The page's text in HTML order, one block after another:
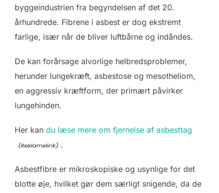
byggeindustrien fra begyndelsen af det 20.
århundrede. Fibrene i asbest er dog ekstremt
farlige, især når de bliver luftbårne og indåndes.
De kan forårsage alvorlige helbredsproblemer,
herunder lungekræft, asbestose og mesotheliom,
en aggressiv kræftform, der primært påvirker
lungehinden.
Her kan du læse mere om fjernelse af asbesttag
.
Asbestfibre er mikroskopiske og usynlige for det
blotte øje, hvilket gør dem særligt snigende, da de